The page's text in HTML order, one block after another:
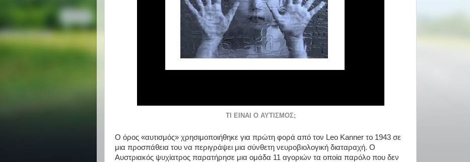
ΤΙ ΕΊΝΑΙ Ο ΑΥΤΙΣΜΌΣ;
O όρος «αυτισμός» χρησιμοποιήθηκε για πρώτη φορά από τον Leo Kanner το 1943 σε
μια προσπάθεια του να περιγράψει μια σύνθετη νευροβιολογική διαταραχή. Ο
Αυστριακός ψυχίατρος παρατήρησε μια ομάδα 11 αγοριών τα οποία παρόλο που δεν